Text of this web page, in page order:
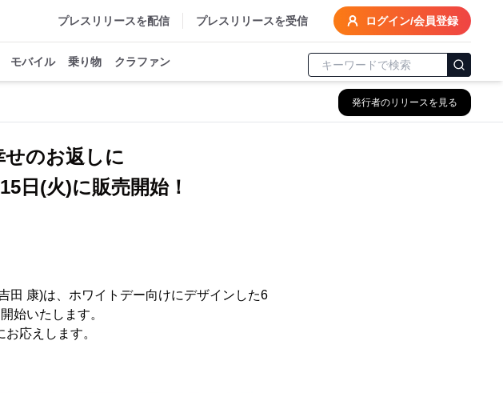
プレスリリースを配信 プレスリリースを受信 ログイン/会員登録
モバイル 乗り物 クラファン
発行者のリリースを見る
のお返しに
日(火)に販売開始！
田 康)は、ホワイトデー向けにデザインした6
始いたします。
応えします。